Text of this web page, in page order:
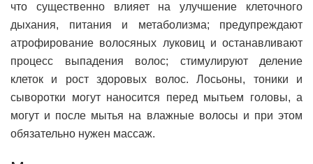
что существенно влияет на улучшение клеточного
дыхания, питания и метаболизма; предупреждают
атрофирование волосяных луковиц и останавливают
процесс выпадения волос; стимулируют деление
клеток и рост здоровых волос. Лосьоны, тоники и
сыворотки могут наносится перед мытьем головы, а
могут и после мытья на влажные волосы и при этом
обязательно нужен массаж.